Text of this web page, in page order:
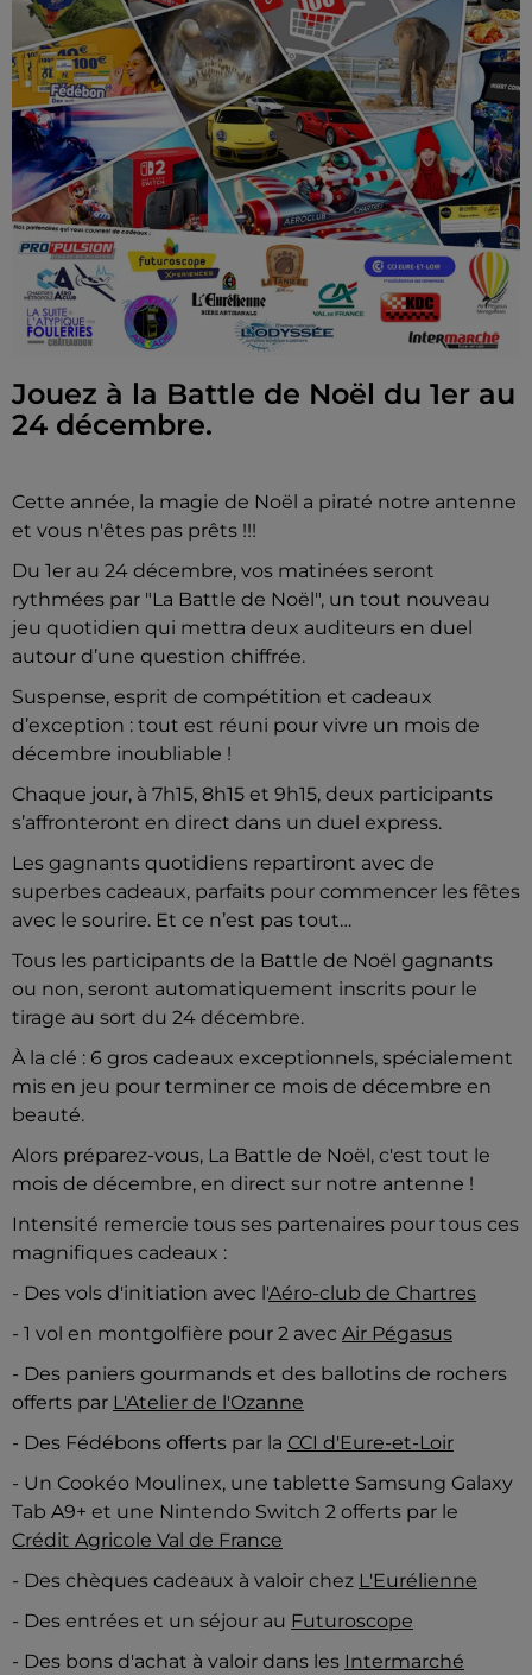
Jouez à la Battle de Noël du 1er au
24 décembre.
Cette année, la magie de Noël a piraté notre antenne
et vous n'êtes pas prêts !!!
Du 1er au 24 décembre, vos matinées seront
rythmées par "La Battle de Noël", un tout nouveau
jeu quotidien qui mettra deux auditeurs en duel
autour d’une question chiffrée.
Suspense, esprit de compétition et cadeaux
d’exception : tout est réuni pour vivre un mois de
décembre inoubliable !
Chaque jour, à 7h15, 8h15 et 9h15, deux participants
s’affronteront en direct dans un duel express.
Les gagnants quotidiens repartiront avec de
superbes cadeaux, parfaits pour commencer les fêtes
avec le sourire. Et ce n’est pas tout…
Tous les participants de la Battle de Noël gagnants
ou non, seront automatiquement inscrits pour le
tirage au sort du 24 décembre.
À la clé : 6 gros cadeaux exceptionnels, spécialement
mis en jeu pour terminer ce mois de décembre en
beauté.
Alors préparez-vous, La Battle de Noël, c'est tout le
mois de décembre, en direct sur notre antenne !
Intensité remercie tous ses partenaires pour tous ces
magnifiques cadeaux :
- Des vols d'initiation avec l'Aéro-club de Chartres
- 1 vol en montgolfière pour 2 avec Air Pégasus
- Des paniers gourmands et des ballotins de rochers
offerts par L'Atelier de l'Ozanne
- Des Fédébons offerts par la CCI d'Eure-et-Loir
- Un Cookéo Moulinex, une tablette Samsung Galaxy
Tab A9+ et une Nintendo Switch 2 offerts par le
Crédit Agricole Val de France
- Des chèques cadeaux à valoir chez L'Eurélienne
- Des entrées et un séjour au Futuroscope
- Des bons d'achat à valoir dans les Intermarché